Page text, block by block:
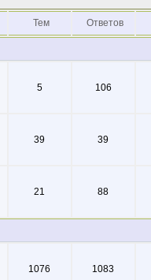
Тем Ответов
5 106
39 39
21 88
1076 1083